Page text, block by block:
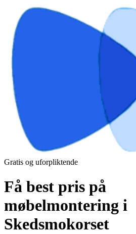
Gratis og uforpliktende
Få best pris på
møbelmontering i
Skedsmokorset